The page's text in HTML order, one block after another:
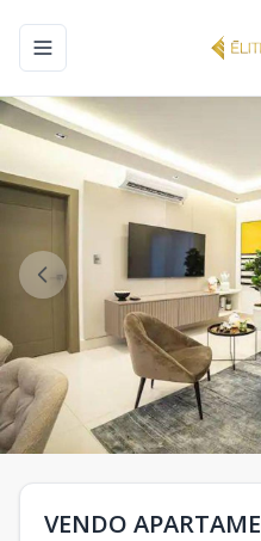
Toggle navigation menu
VENDO